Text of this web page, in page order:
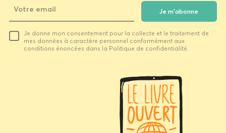
email
Je m'abonne
Je donne mon consentement pour la collecte et le traitement de
mes données à caractère personnel conformément aux
conditions énoncées dans la Politique de confidentialité.